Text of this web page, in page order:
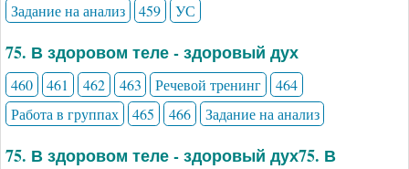
Задание на анализ
459 УС
75. В здоровом теле - здоровый дух
460 461 462 463 Речевой тренинг
464
Работа в группах
465 466 Задание на анализ
75. В здоровом теле - здоровый дух75. В